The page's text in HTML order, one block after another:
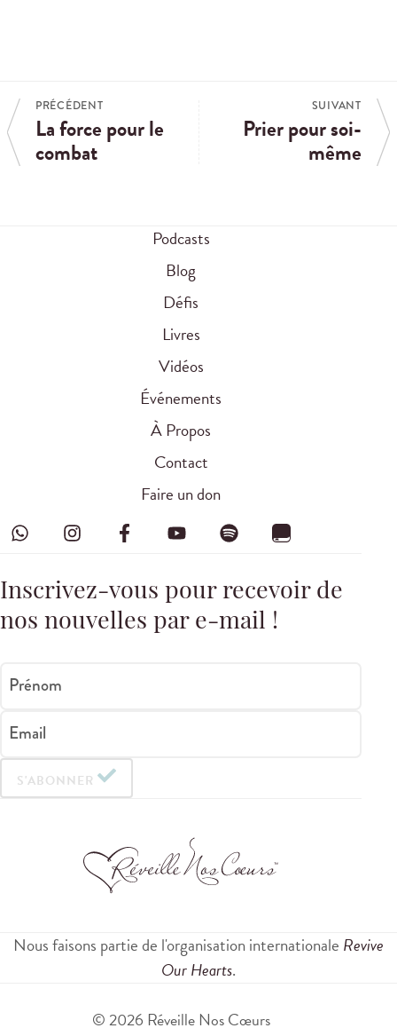
PRÉCÉDENT
La force pour le
combat
SUIVANT
Prier pour soi-
même
Podcasts
Blog
Défis
Livres
Vidéos
Événements
À Propos
Contact
Faire un don
Inscrivez-vous pour recevoir de
nos nouvelles par e-mail !
Prénom
Email
S'ABONNER
Nous faisons partie de l'organisation internationale Revive
Our Hearts.
© 2026 Réveille Nos Cœurs